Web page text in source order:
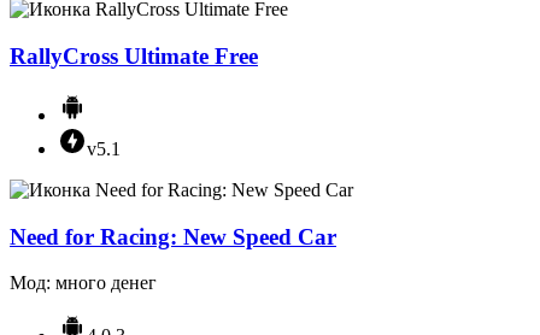
RallyCross Ultimate Free
v5.1
Need for Racing: New Speed Car
Мод: много денег